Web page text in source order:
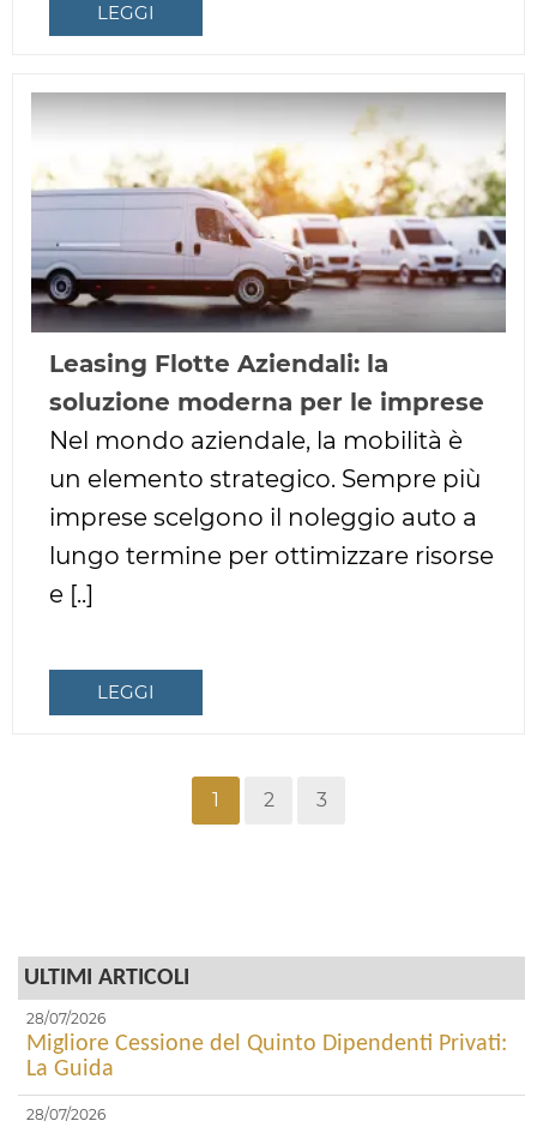
LEGGI
Leasing Flotte Aziendali: la
soluzione moderna per le imprese
Nel mondo aziendale, la mobilità è
un elemento strategico. Sempre più
imprese scelgono il noleggio auto a
lungo termine per ottimizzare risorse
e [..]
LEGGI
1 2 3
ULTIMI ARTICOLI
28/07/2026
Migliore Cessione del Quinto Dipendenti Privati:
La Guida
28/07/2026